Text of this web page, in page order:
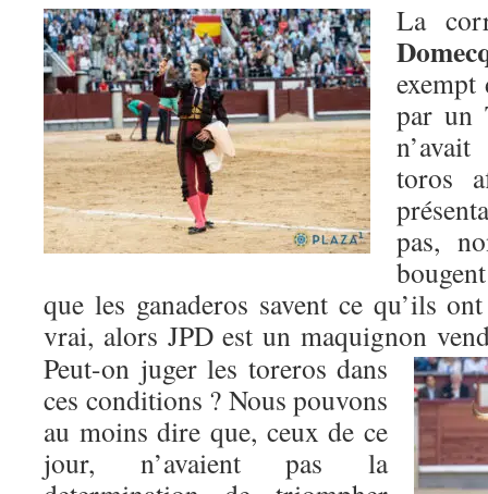
La
exempt
par un
toros
pas,
que les ganaderos savent ce qu’ils
vrai, alors JPD est un maquignon
Peut-on juger les toreros dans
ces conditions ? Nous pouvons
au moins dire que, ceux de ce
jour, n’avaient pas la